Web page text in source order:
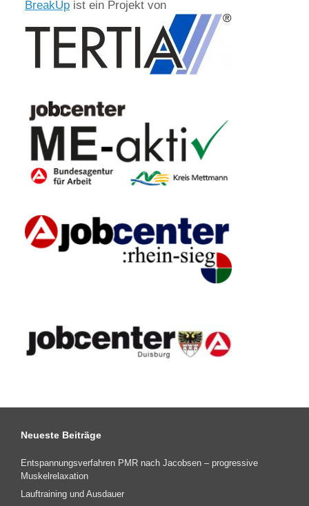
BreakUp ist ein Projekt von
Neueste Beiträge
Entspannungsverfahren PMR nach Jacobsen – progressive
Muskelrelaxation
Lauftraining und Ausdauer